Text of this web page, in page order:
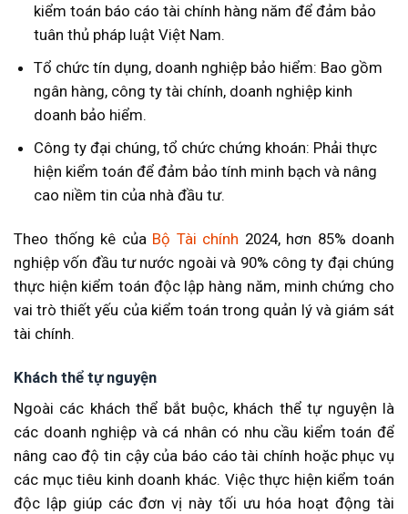
kiểm toán báo cáo tài chính hàng năm để đảm bảo
tuân thủ pháp luật Việt Nam.
Tổ chức tín dụng, doanh nghiệp bảo hiểm: Bao gồm
ngân hàng, công ty tài chính, doanh nghiệp kinh
doanh bảo hiểm.
Công ty đại chúng, tổ chức chứng khoán: Phải thực
hiện kiểm toán để đảm bảo tính minh bạch và nâng
cao niềm tin của nhà đầu tư.
Theo thống kê của Bộ Tài chính 2024, hơn 85% doanh
nghiệp vốn đầu tư nước ngoài và 90% công ty đại chúng
thực hiện kiểm toán độc lập hàng năm, minh chứng cho
vai trò thiết yếu của kiểm toán trong quản lý và giám sát
tài chính.
Khách thể tự nguyện
Ngoài các khách thể bắt buộc, khách thể tự nguyện là
các doanh nghiệp và cá nhân có nhu cầu kiểm toán để
nâng cao độ tin cậy của báo cáo tài chính hoặc phục vụ
các mục tiêu kinh doanh khác. Việc thực hiện kiểm toán
độc lập giúp các đơn vị này tối ưu hóa hoạt động tài